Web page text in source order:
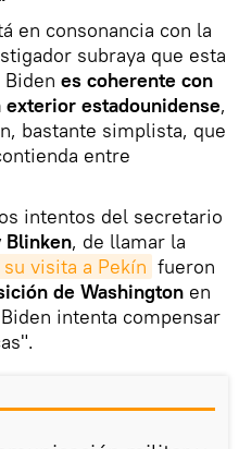
en consonancia con la
subraya que esta
es coherente con
estadounidense,
bastante simplista, que
entre
intentos del secretario
Blinken, de llamar la
visita a Pekín fueron
de Washington en
intenta compensar